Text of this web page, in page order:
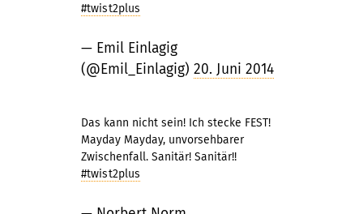
#twist2plus
— Emil Einlagig
(@Emil_Einlagig) 20. Juni 2014
Das kann nicht sein! Ich stecke FEST!
Mayday Mayday, unvorsehbarer
Zwischenfall. Sanitär! Sanitär!!
#twist2plus